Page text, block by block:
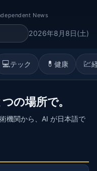
News
2026年8月8日(土)
💻テック 💊 健康 💹
の場所で。
機関から、AI が日本語で